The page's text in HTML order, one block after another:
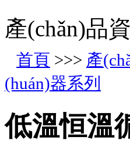
產(chǎn)品
首頁 >>> 產
(huán)器系列
低溫恒溫